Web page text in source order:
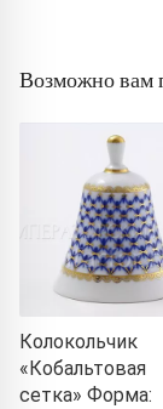
Возможно вам
Колокольчик
«Кобальтовая
сетка» Форма: